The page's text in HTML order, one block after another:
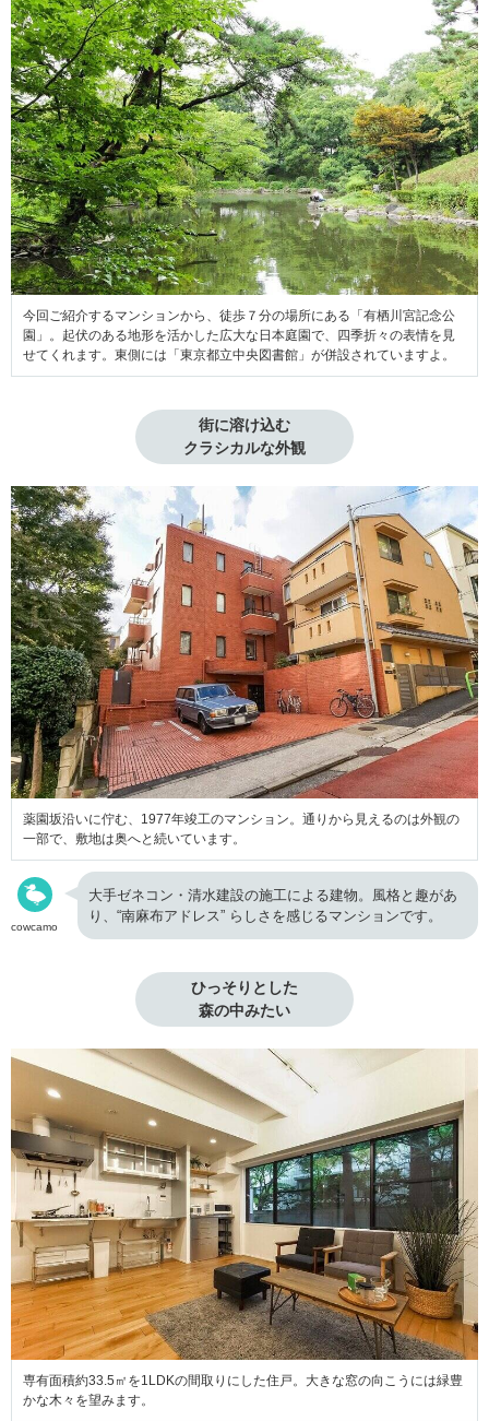
今回ご紹介するマンションから、徒歩７分の場所にある「有栖川宮記念公
園」。起伏のある地形を活かした広大な日本庭園で、四季折々の表情を見
せてくれます。東側には「東京都立中央図書館」が併設されていますよ。
街に溶け込む
クラシカルな外観
薬園坂沿いに佇む、1977年竣工のマンション。通りから見えるのは外観の
一部で、敷地は奥へと続いています。
cowcamo
大手ゼネコン・清水建設の施工による建物。風格と趣があ
り、“南麻布アドレス” らしさを感じるマンションです。
ひっそりとした
森の中みたい
専有面積約33.5㎡を1LDKの間取りにした住戸。大きな窓の向こうには緑豊
かな木々を望みます。